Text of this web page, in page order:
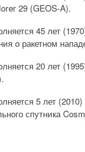
29 (GEOS-A).
45 лет
о ракетном
20 лет
5 лет
спутника